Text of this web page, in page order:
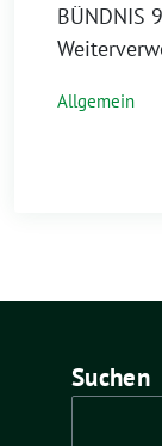
BÜNDNIS
Allgemein
Suchen